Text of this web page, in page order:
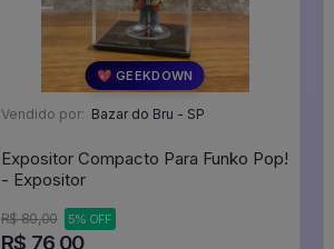
💖 GEEKDOWN
Vendido por: Bazar do Bru - SP
Expositor Compacto Para Funko Pop!
- Expositor
R$ 80,00 5% OFF
R$ 76,00